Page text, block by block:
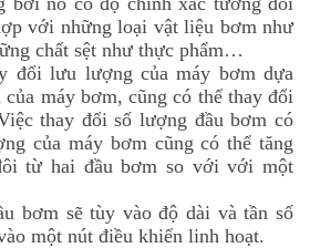
với những loại vật liệu bơm như
chất sệt như thực phẩm…
đổi lưu lượng của máy bơm dựa
máy bơm, cũng có thể thay đổi
thay đổi số lượng đầu bơm có
của máy bơm cũng có thể tăng
từ hai đầu bơm so với với một
bơm sẽ tùy vào độ dài và tần số
một nút điều khiển linh hoạt.